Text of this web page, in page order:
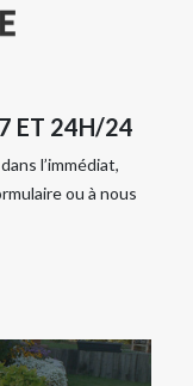
ET 24H/24
l’immédiat,
ou à nous